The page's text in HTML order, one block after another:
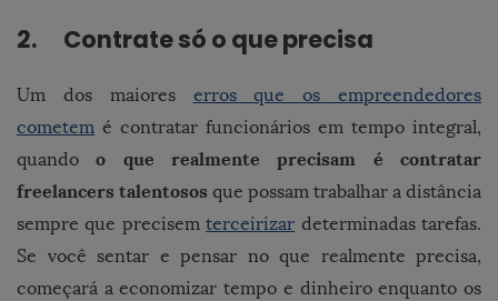
2. Contrate só o que precisa
Um dos maiores erros que os empreendedores
cometem é contratar funcionários em tempo integral,
quandoo que realmente precisam é contratar
freelancers talentosos que possam trabalhar a distância
sempre que precisemterceirizar determinadas tarefas.
Se você sentar e pensar no que realmente precisa,
começará a economizar tempo e dinheiro enquanto os